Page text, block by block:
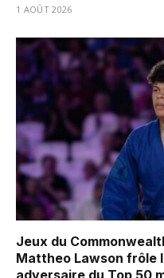
1 AOÛT 2026
Jeux du
Mattheo Lawson frôle